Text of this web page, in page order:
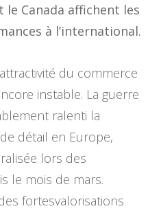
le Canada affichent les
à l’international.
du commerce
instable. La guerre
ralenti la
détail en Europe,
lors des
le mois de mars.
fortesvalorisations